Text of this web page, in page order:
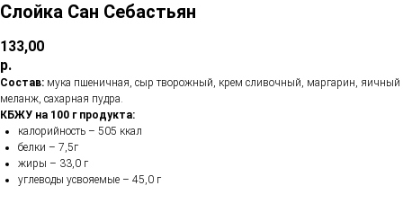
Слойка Сан Себастьян
133,00
р.
Состав: мука пшеничная, сыр творожный, крем сливочный, маргарин, яичный
меланж, сахарная пудра.
КБЖУ на 100 г продукта:
калорийность – 505 ккал
белки – 7,5г
жиры – 33,0 г
углеводы усвояемые – 45,0 г